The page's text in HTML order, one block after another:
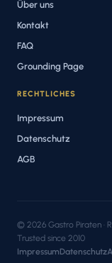
Über uns
Kontakt
FAQ
Grounding Page
RECHTLICHES
Impressum
Datenschutz
AGB
© 2026 Gastro Piraten ·
Trusted since 2010
ImpressumDatenschutz